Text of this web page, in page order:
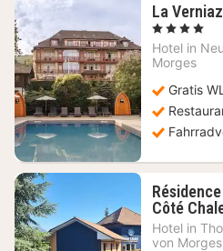
La
, 4 Sterne
Hotel in
Morges
Gratis
Côté
Hotel in
von Morges